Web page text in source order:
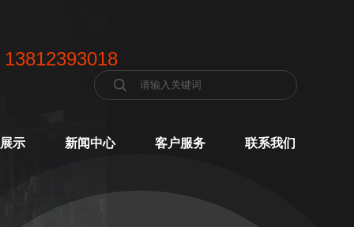
示 新闻中心 客户服务 联系我们